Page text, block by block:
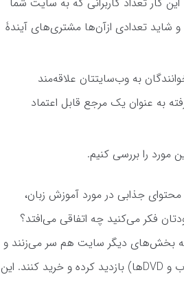
شاید تعدادی ازآن‌ها مشتری‌های آیندۀ
به وب‌سایتتان علاقه‌مند
به عنوان یک مرجع قابل اعتماد
مورد را بررسی کنیم.
جذابی در مورد آموزش زبان،
فکر می‌کنید چه اتفاقی می‌افتد؟
به بخش‌های دیگر سایت هم سر می‌زنند و
ممکن است که از محصولات شما (مثلاً پکیج مجازی آموزش زبان، کتاب و DVDها) بازدید کرده و خرید کنند. این